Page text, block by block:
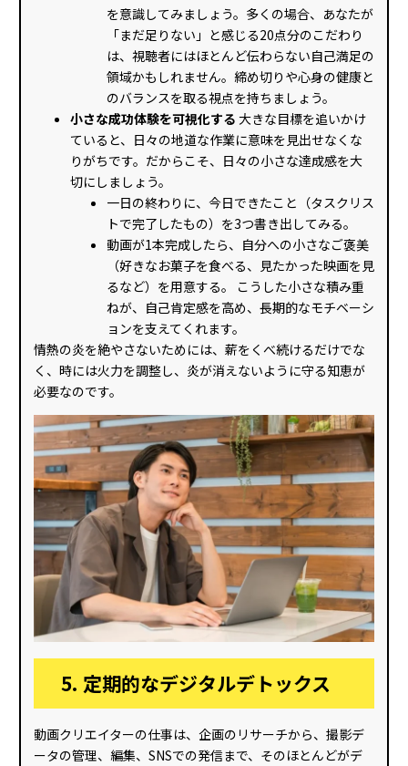
を意識してみましょう。多くの場合、あなたが
「まだ足りない」と感じる20点分のこだわり
は、視聴者にはほとんど伝わらない自己満足の
領域かもしれません。締め切りや心身の健康と
のバランスを取る視点を持ちましょう。
小さな成功体験を可視化する 大きな目標を追いかけ
ていると、日々の地道な作業に意味を見出せなくな
りがちです。だからこそ、日々の小さな達成感を大
切にしましょう。
一日の終わりに、今日できたこと（タスクリス
トで完了したもの）を3つ書き出してみる。
動画が1本完成したら、自分への小さなご褒美
（好きなお菓子を食べる、見たかった映画を見
るなど）を用意する。 こうした小さな積み重
ねが、自己肯定感を高め、長期的なモチベーシ
ョンを支えてくれます。
情熱の炎を絶やさないためには、薪をくべ続けるだけでな
く、時には火力を調整し、炎が消えないように守る知恵が
必要なのです。
5. 定期的なデジタルデトックス
動画クリエイターの仕事は、企画のリサーチから、撮影デ
ータの管理、編集、SNSでの発信まで、そのほとんどがデ